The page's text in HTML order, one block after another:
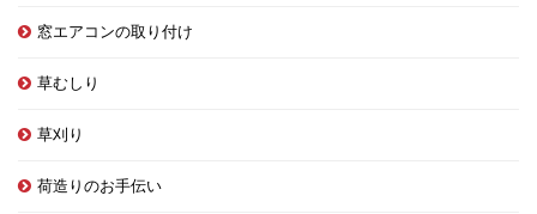
窓エアコンの取り付け
草むしり
草刈り
荷造りのお手伝い